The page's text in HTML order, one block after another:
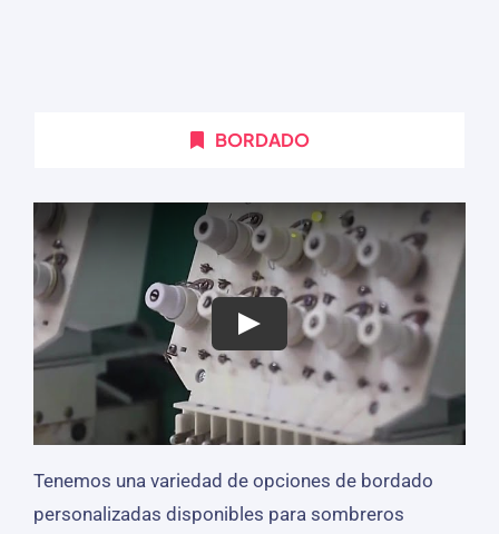
BORDADO
Tenemos una variedad de opciones de bordado
personalizadas disponibles para sombreros